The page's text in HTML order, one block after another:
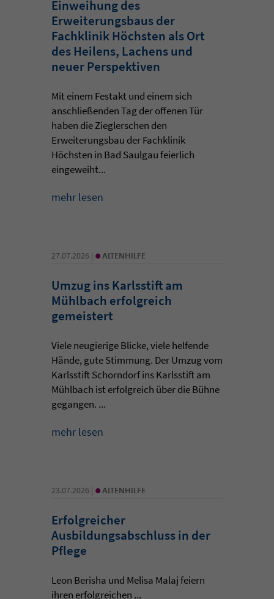
Einweihung des
Erweiterungsbaus der
Fachklinik Höchsten als Ort
des Heilens, Lachens und
neuer Perspektiven
Mit einem Festakt und einem sich
anschließenden Tag der offenen Tür
haben die Zieglerschen den
Erweiterungsbau der Fachklinik
Höchsten in Bad Saulgau feierlich
eingeweiht...
mehr lesen
27.07.2026 | • ALTENHILFE
Umzug ins Karlsstift am
Mühlbach erfolgreich
gemeistert
Viele neugierige Blicke, viele helfende
Hände, gute Stimmung. Der Umzug vom
Karlsstift Schorndorf ins Karlsstift am
Mühlbach ist erfolgreich über die Bühne
gegangen. ...
mehr lesen
23.07.2026 | • ALTENHILFE
Erfolgreicher
Ausbildungsabschluss in der
Pflege
Leon Berisha und Melisa Malaj feiern
ihren erfolgreichen ...